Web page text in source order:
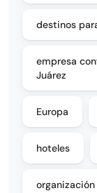
destinos
empresa
Juárez
Europa
hoteles